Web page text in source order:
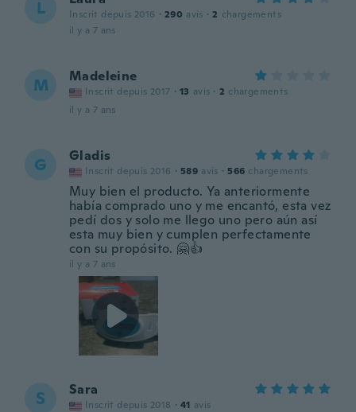
L Inscrit depuis 2016 · 290 avis · 2 chargements
il y a 7 ans
M Madeleine
Inscrit depuis 2017 · 13 avis · 2 chargements
il y a 7 ans
G Gladis
Inscrit depuis 2016 · 589 avis · 566 chargements
Muy bien el producto. Ya anteriormente
había comprado uno y me encantó, esta vez
pedí dos y solo me llego uno pero aún así
esta muy bien y cumplen perfectamente
con su propósito. 🤗👍
il y a 7 ans
S Sara
Inscrit depuis 2018 · 41 avis